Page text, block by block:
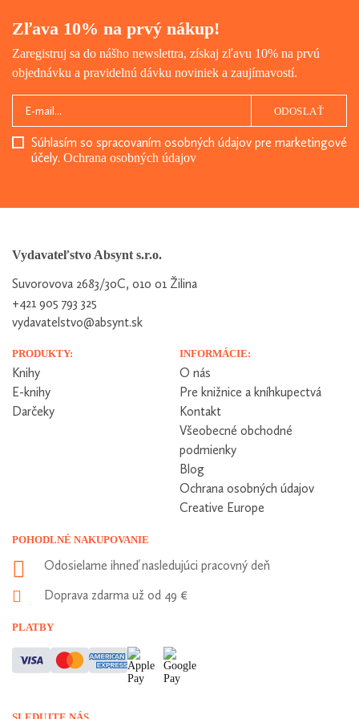
Zľava 10% na prvý nákup!
Zaregistruj sa do nášho newslettra, získaj zľavu 10% na prvú
objednávku a pravidelnú dávku noviniek a zaujímavostí.
Súhlasím so spracovaním osobných údajov pre marketingové
účely. Ochrana osobných údajov
ODOSLAŤ
Vydavateľstvo Absynt s.r.o.
Suvorovova 2683/30C, 010 01 Žilina
+421 905 793 325
vydavatelstvo@absynt.sk
PRODUKTY:
Knihy
E-knihy
Darčeky
INFORMÁCIE:
O nás
Pre knižnice a kníhkupectvá
Kontakt
Všeobecné obchodné
podmienky
Blog
Ochrana osobných údajov
Creative Europe
POHODLNÉ NAKUPOVANIE
Odosielame ihneď nasledujúci pracovný deň
Doprava zdarma už od 49 €
PLATBY
Vážime si vaše súkromie
prehliadania. Všetky dôležité informácie nájdete na stránke
Cookies. Nevyhnuté cookies sú automaticky zapnuté. Ak súhlasíte
môžete to potvrdiť tlačidlom “Súhlasím a pokračovať", ak chcete